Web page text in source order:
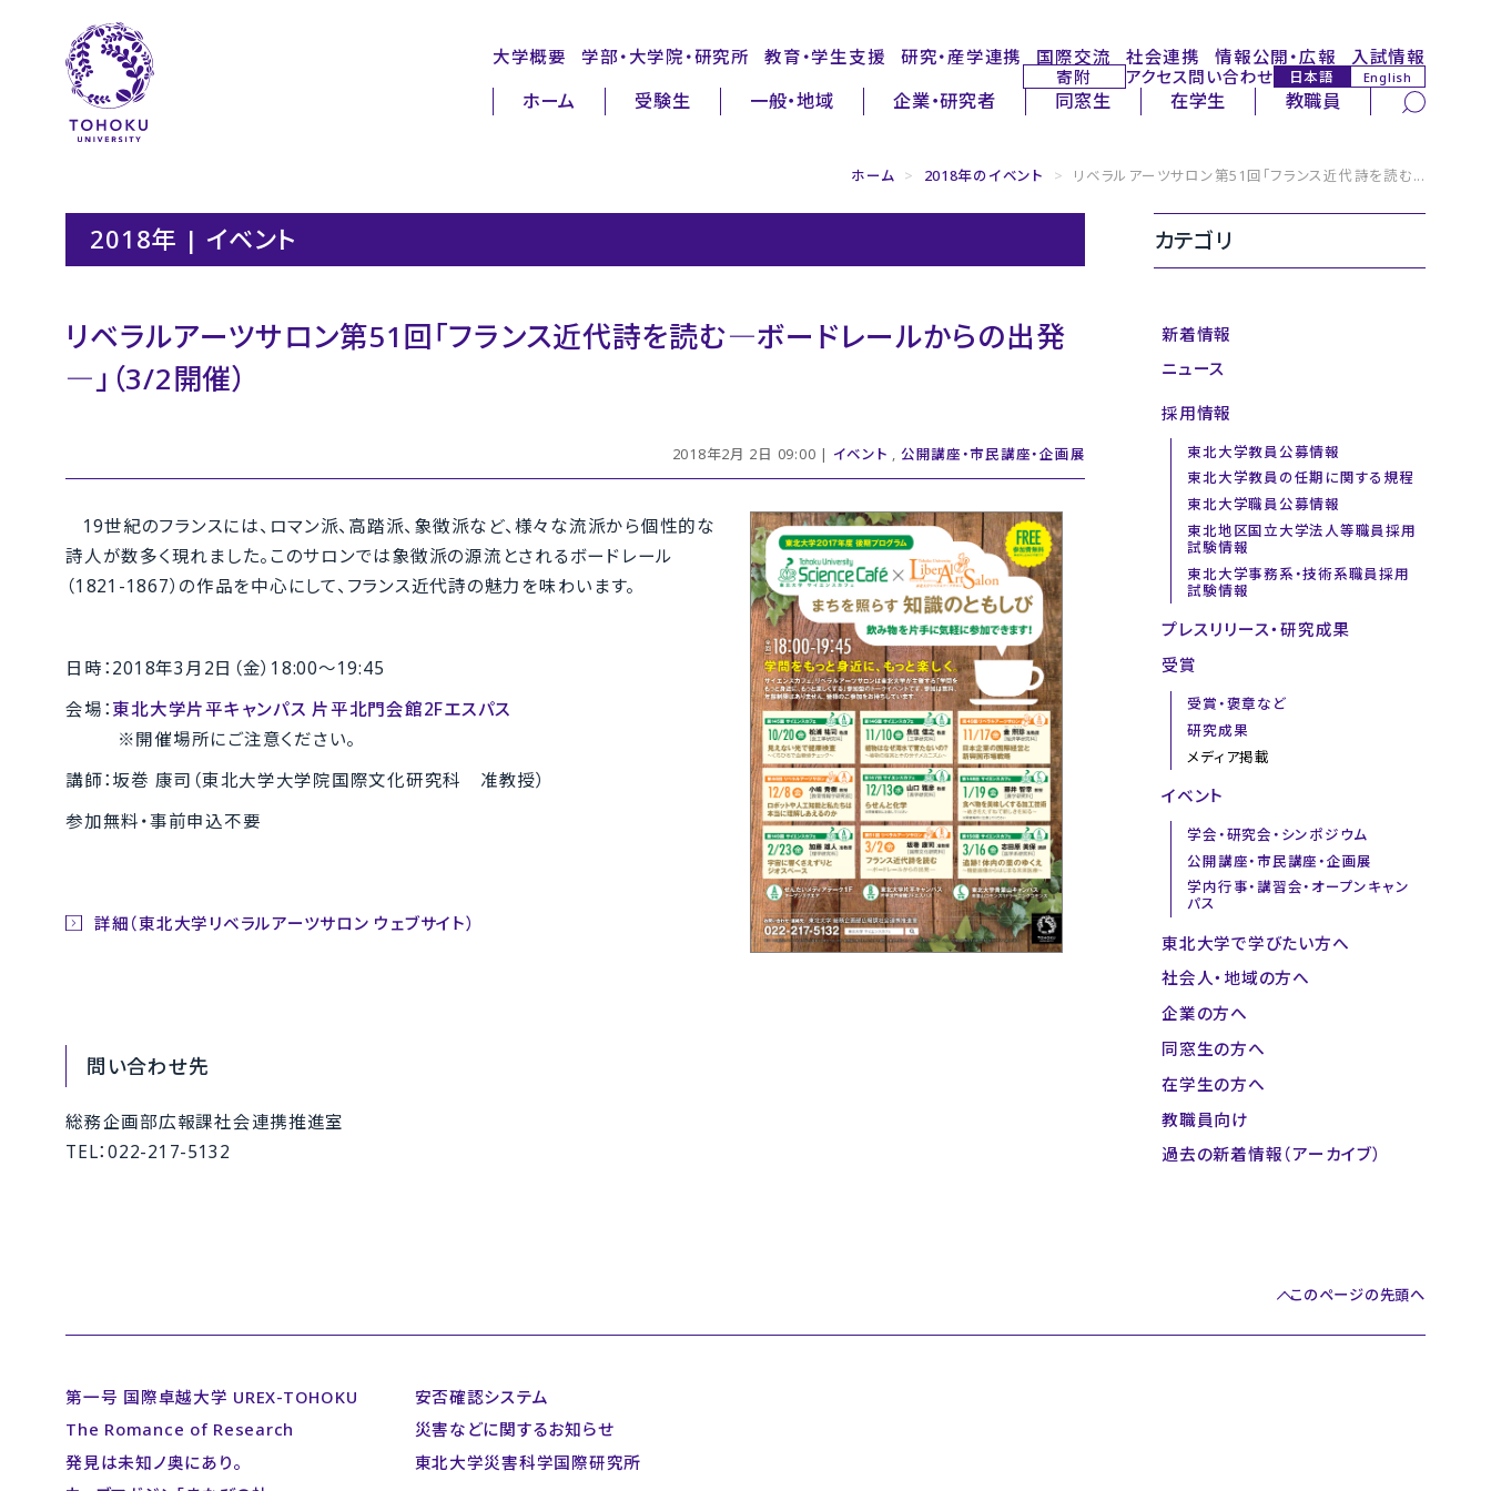
大学概要 学部・大学院・研究所 教育・学生支援 研究・産学連携 国際交流 社会連携 情報公開・広報 入試情報
寄附 アクセス問い合わせ 日本語 English
ホーム 受験生 一般・地域 企業・研究者 同窓生 在学生 教職員
ホーム > 2018年のイベント > リベラルアーツサロン第51回「フランス近代詩を読む...
2018年 | イベント
リベラルアーツサロン第51回「フランス近代詩を読む―ボードレールからの出発
―」（3/2開催）
2018年2月 2日 09:00 | イベント , 公開講座・市民講座・企画展
19世紀のフランスには、ロマン派、高踏派、象徴派など、様々な流派から個性的な
詩人が数多く現れました。このサロンでは象徴派の源流とされるボードレール
（1821-1867）の作品を中心にして、フランス近代詩の魅力を味わいます。
日時：2018年3月2日（金）18:00～19:45
会場：東北大学片平キャンパス 片平北門会館2Fエスパス
※開催場所にご注意ください。
講師：坂巻 康司（東北大学大学院国際文化研究科 准教授）
参加無料・事前申込不要
詳細（東北大学リベラルアーツサロン ウェブサイト）
問い合わせ先
総務企画部広報課社会連携推進室
TEL：022-217-5132
カテゴリ
新着情報
ニュース
採用情報
東北大学教員公募情報
東北大学教員の任期に関する規程
東北大学職員公募情報
東北地区国立大学法人等職員採用
試験情報
東北大学事務系・技術系職員採用
試験情報
プレスリリース・研究成果
受賞
受賞・褒章など
研究成果
メディア掲載
イベント
学会・研究会・シンポジウム
公開講座・市民講座・企画展
学内行事・講習会・オープンキャン
パス
東北大学で学びたい方へ
社会人・地域の方へ
企業の方へ
同窓生の方へ
在学生の方へ
教職員向け
過去の新着情報（アーカイブ）
このページの先頭へ
第一号 国際卓越大学 UREX-TOHOKU
The Romance of Research
発見は未知ノ奥にあり。
安否確認システム
災害などに関するお知らせ
東北大学災害科学国際研究所